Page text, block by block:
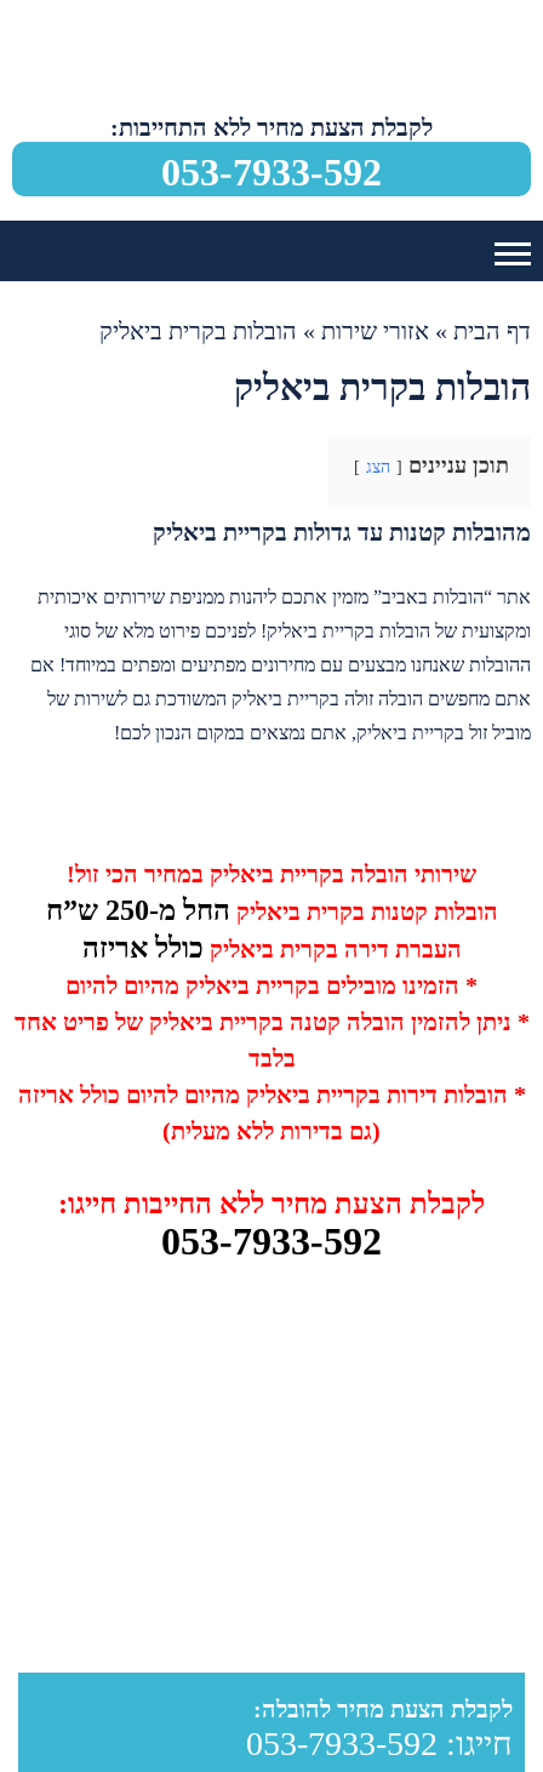
לקבלת הצעת מחיר ללא התחייבות:
053-7933-592
דף הבית » אזורי שירות » הובלות בקרית ביאליק
הובלות בקרית ביאליק
תוכן עניינים הצג
מהובלות קטנות עד גדולות בקריית ביאליק
אתר “הובלות באביב” מזמין אתכם ליהנות ממניפת שירותים איכותית
ומקצועית של הובלות בקריית ביאליק! לפניכם פירוט מלא של סוגי
ההובלות שאנחנו מבצעים עם מחירונים מפתיעים ומפתים במיוחד! אם
אתם מחפשים הובלה זולה בקריית ביאליק המשודכת גם לשירות של
מוביל זול בקריית ביאליק, אתם נמצאים במקום הנכון לכם!
שירותי הובלה בקריית ביאליק במחיר הכי זול!
הובלות קטנות בקרית ביאליק החל מ-250 ש”ח
העברת דירה בקרית ביאליק כולל אריזה
* הזמינו מובילים בקריית ביאליק מהיום להיום
* ניתן להזמין הובלה קטנה בקריית ביאליק של פריט אחד
בלבד
* הובלות דירות בקריית ביאליק מהיום להיום כולל אריזה
(גם בדירות ללא מעלית)
לקבלת הצעת מחיר ללא החייבות חייגו:
053-7933-592
לקבלת הצעת מחיר להובלה:
חייגו: 053-7933-592